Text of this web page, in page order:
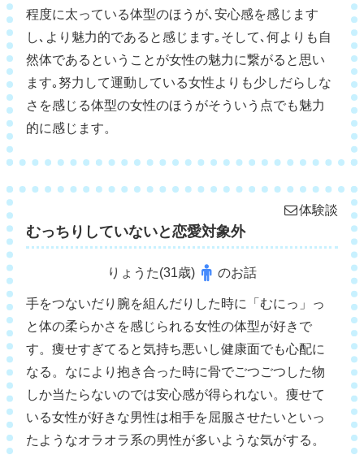
程度に太っている体型のほうが､安心感を感じます
し､より魅力的であると感じます｡そして､何よりも自
然体であるということが女性の魅力に繋がると思い
ます｡努力して運動している女性よりも少しだらしな
さを感じる体型の女性のほうがそういう点でも魅力
的に感じます。
体験談
むっちりしていないと恋愛対象外
りょうた(31歳) のお話
手をつないだり腕を組んだりした時に「むにっ」っ
と体の柔らかさを感じられる女性の体型が好きで
す。痩せすぎてると気持ち悪いし健康面でも心配に
なる。なにより抱き合った時に骨でごつごつした物
しか当たらないのでは安心感が得られない。痩せて
いる女性が好きな男性は相手を屈服させたいといっ
たようなオラオラ系の男性が多いような気がする。